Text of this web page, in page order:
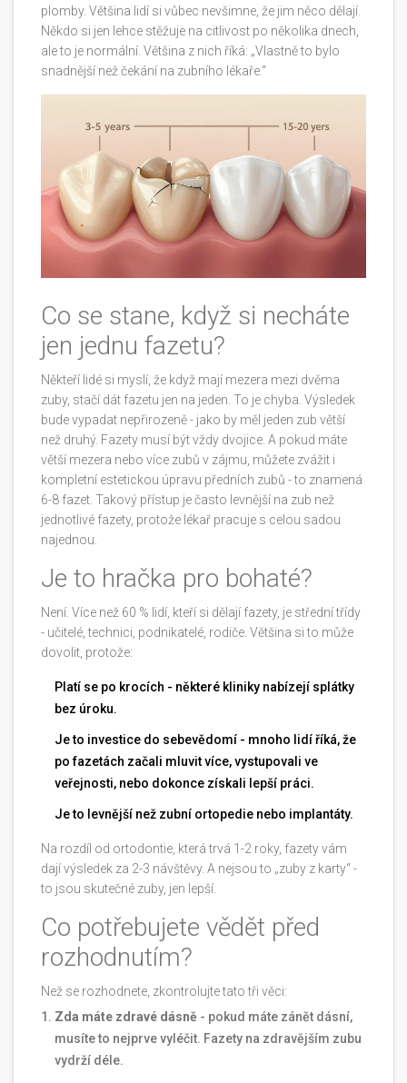
plomby. Většina lidí si vůbec nevšimne, že jim něco dělají.
Někdo si jen lehce stěžuje na citlivost po několika dnech,
ale to je normální. Většina z nich říká: „Vlastně to bylo
snadnější než čekání na zubního lékaře.“
Co se stane, když si necháte
jen jednu fazetu?
Někteří lidé si myslí, že když mají mezera mezi dvěma
zuby, stačí dát fazetu jen na jeden. To je chyba. Výsledek
bude vypadat nepřirozeně - jako by měl jeden zub větší
než druhý. Fazety musí být vždy dvojice. A pokud máte
větší mezera nebo více zubů v zájmu, můžete zvážit i
kompletní estetickou úpravu předních zubů - to znamená
6-8 fazet. Takový přístup je často levnější na zub než
jednotlivé fazety, protože lékař pracuje s celou sadou
najednou.
Je to hračka pro bohaté?
Není. Více než 60 % lidí, kteří si dělají fazety, je střední třídy
- učitelé, technici, podnikatelé, rodiče. Většina si to může
dovolit, protože:
Platí se po krocích - některé kliniky nabízejí splátky
bez úroku.
Je to investice do sebevědomí - mnoho lidí říká, že
po fazetách začali mluvit více, vystupovali ve
veřejnosti, nebo dokonce získali lepší práci.
Je to levnější než zubní ortopedie nebo implantáty.
Na rozdíl od ortodontie, která trvá 1-2 roky, fazety vám
dají výsledek za 2-3 návštěvy. A nejsou to „zuby z karty“ -
to jsou skutečné zuby, jen lepší.
Co potřebujete vědět před
rozhodnutím?
Než se rozhodnete, zkontrolujte tato tři věci:
Zda máte zdravé dásně - pokud máte zánět dásní,
musíte to nejprve vyléčit. Fazety na zdravějším zubu
vydrží déle.